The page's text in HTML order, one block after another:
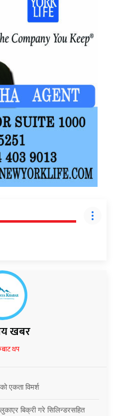
खबर
थप
एकता विमर्श
बिक्री गरे सिलिन्डरसहित